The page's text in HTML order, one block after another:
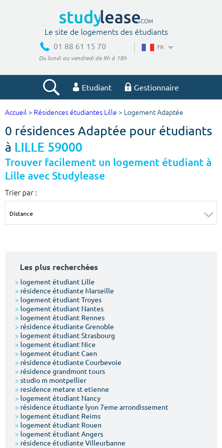
Le site de logements des étudiants
01 88 61 15 70
Du lundi au vendredi de 9h à 18h
FR
Etudiant Gestionnaire
Votre recherche
Ville, école
Type de location
Votre date d'entrée
Accueil > Résidences étudiantes Lille > Logement Adaptée
0 résidences Adaptée pour étudiants
à LILLE 59000
Trouver facilement un logement étudiant à
Lille avec Studylease
Trier par :
Les plus recherchées
> logement étudiant Lille
> résidence étudiante Marseille
> logement étudiant Troyes
> logement étudiant Nantes
> logement étudiant Rennes
> résidence étudiante Grenoble
> logement étudiant Strasbourg
> logement étudiant Nice
> logement étudiant Caen
> résidence étudiante Courbevoie
> résidence grandmont tours
> studio m montpellier
> residence metare st etienne
> logement étudiant Nancy
> résidence étudiante lyon 7eme arrondissement
> logement étudiant Reims
> logement étudiant Rouen
> logement étudiant Angers
> résidence étudiante Villeurbanne